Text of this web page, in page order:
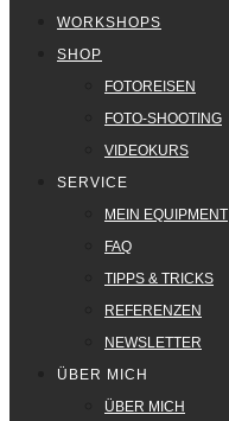
WORKSHOPS
SHOP
FOTOREISEN
FOTO-SHOOTING
VIDEOKURS
SERVICE
MEIN EQUIPMENT
FAQ
TIPPS & TRICKS
REFERENZEN
NEWSLETTER
ÜBER MICH
ÜBER MICH